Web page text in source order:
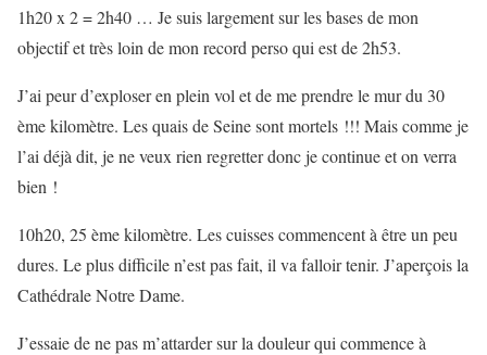
1h20 x 2 = 2h40 … Je suis largement sur les bases de mon
objectif et très loin de mon record perso qui est de 2h53.
J’ai peur d’exploser en plein vol et de me prendre le mur du 30
ème kilomètre. Les quais de Seine sont mortels !!! Mais comme je
l’ai déjà dit, je ne veux rien regretter donc je continue et on verra
bien !
10h20, 25 ème kilomètre. Les cuisses commencent à être un peu
dures. Le plus difficile n’est pas fait, il va falloir tenir. J’aperçois la
Cathédrale Notre Dame.
J’essaie de ne pas m’attarder sur la douleur qui commence à